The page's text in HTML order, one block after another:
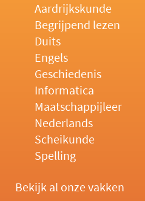
Aardrijkskunde
Begrijpend lezen
Duits
Engels
Geschiedenis
Informatica
Maatschappijleer
Nederlands
Scheikunde
Spelling
Bekijk al onze vakken